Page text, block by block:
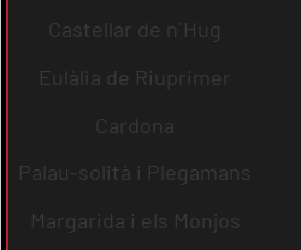
Castellar de n´Hug
Eulàlia de Riuprimer
Cardona
Palau-solità i Plegamans
Margarida i els Monjos